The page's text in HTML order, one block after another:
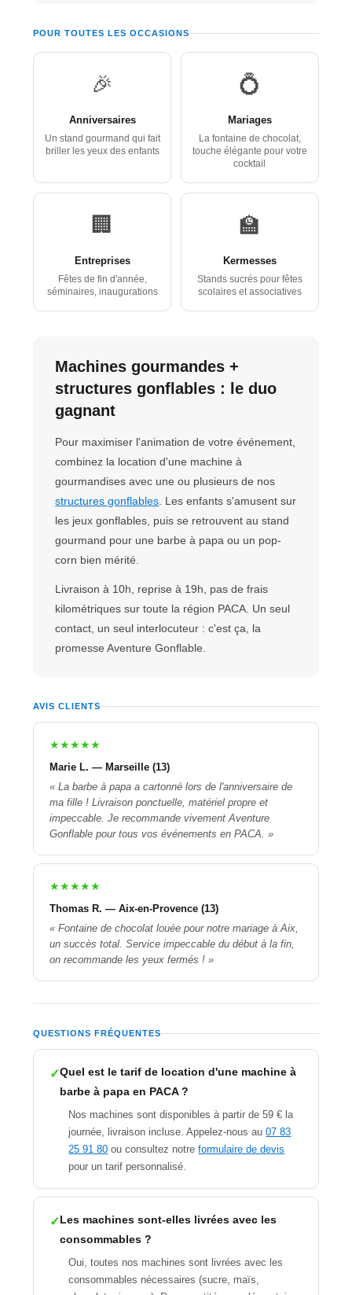
POUR TOUTES LES OCCASIONS
🎉
Anniversaires
Un stand gourmand qui fait
briller les yeux des enfants
💍
Mariages
La fontaine de chocolat,
touche élégante pour votre
cocktail
🏢
Entreprises
Fêtes de fin d'année,
séminaires, inaugurations
🏫
Kermesses
Stands sucrés pour fêtes
scolaires et associatives
Machines gourmandes +
structures gonflables : le duo
gagnant
Pour maximiser l'animation de votre événement,
combinez la location d'une machine à
gourmandises avec une ou plusieurs de nos
structures gonflables . Les enfants s'amusent sur
les jeux gonflables, puis se retrouvent au stand
gourmand pour une barbe à papa ou un pop-
corn bien mérité.
Livraison à 10h, reprise à 19h, pas de frais
kilométriques sur toute la région PACA. Un seul
contact, un seul interlocuteur : c'est ça, la
promesse Aventure Gonflable.
AVIS CLIENTS
★★★★★
Marie L. — Marseille (13)
« La barbe à papa a cartonné lors de l'anniversaire de
ma fille ! Livraison ponctuelle, matériel propre et
impeccable. Je recommande vivement Aventure
Gonflable pour tous vos événements en PACA. »
★★★★★
Thomas R. — Aix-en-Provence (13)
« Fontaine de chocolat louée pour notre mariage à Aix,
un succès total. Service impeccable du début à la fin,
on recommande les yeux fermés ! »
QUESTIONS FRÉQUENTES
Quel est le tarif de location d'une machine à
barbe à papa en PACA ?
Nos machines sont disponibles à partir de 59 € la
journée, livraison incluse. Appelez-nous au07 83
25 91 80 ou consultez notreformulaire de devis
pour un tarif personnalisé.
Les machines sont-elles livrées avec les
consommables ?
Oui, toutes nos machines sont livrées avec les
consommables nécessaires (sucre, maïs,